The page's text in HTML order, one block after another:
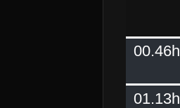
00.46h
01.13h